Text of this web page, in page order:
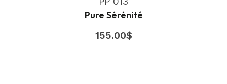
Pure Sérénité
155.00$